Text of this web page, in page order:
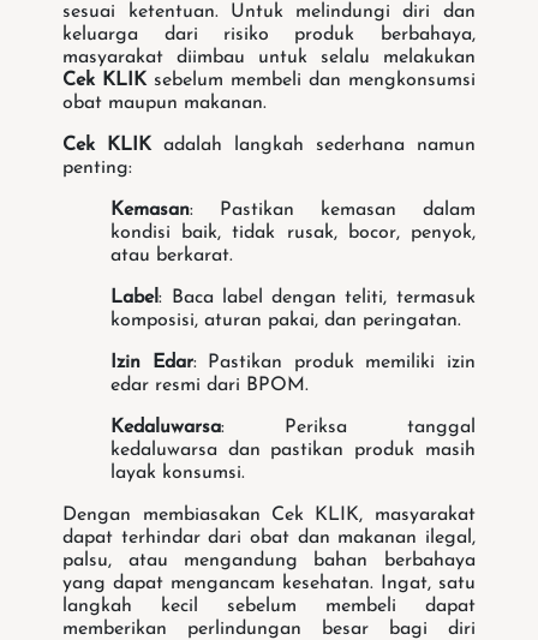
sesuai ketentuan. Untuk melindungi diri dan
keluarga dari risiko produk berbahaya,
masyarakat diimbau untuk selalu melakukan
Cek KLIKsebelum membeli dan mengkonsumsi
obat maupun makanan.
Cek KLIKadalah langkah sederhana namun
penting:
Kemasan: Pastikan kemasan dalam
kondisi baik, tidak rusak, bocor, penyok,
atau berkarat.
Label: Baca label dengan teliti, termasuk
komposisi, aturan pakai, dan peringatan.
Izin Edar: Pastikan produk memiliki izin
edar resmi dari BPOM.
Kedaluwarsa: Periksa tanggal
kedaluwarsa dan pastikan produk masih
layak konsumsi.
Dengan membiasakan Cek KLIK, masyarakat
dapat terhindar dari obat dan makanan ilegal,
palsu, atau mengandung bahan berbahaya
yang dapat mengancam kesehatan. Ingat, satu
langkah kecil sebelum membeli dapat
memberikan perlindungan besar bagi diri